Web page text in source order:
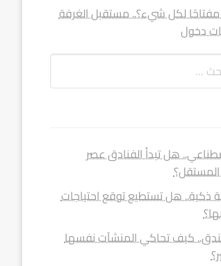
لكل شيء؟.. مستقبل الغرفة
دخول
هل تبدأ الفنادق عصر
ذكية.. هل تستطيع توقع احتياجات
كيف تحاكي المنشآت نفسها